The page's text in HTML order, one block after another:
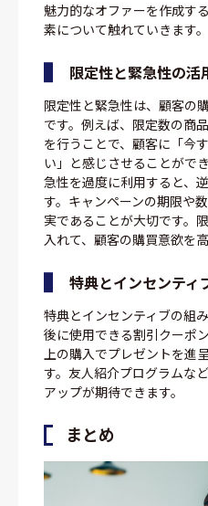
魅力的なオファーを作成す
素について触れていきます。
限定性と緊急性の活
限定性と緊急性は、顧客の
です。例えば、限定数の商
を行うことで、顧客に「今
い」と感じさせることがで
急性を過度に利用すると、
す。キャンペーンの期限や
実であることが大切です。
入れて、顧客の購買意欲を高
特典とインセンティ
特典とインセンティブの組
後に使用できる割引クーポ
上の購入でプレゼントを進
す。友人紹介プログラムな
アップが期待できます。
まとめ